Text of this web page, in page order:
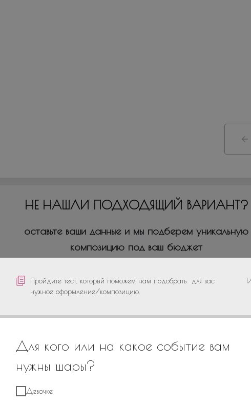
Пройдите тест, который поможем нам подобрать для вас
нужное оформление/композицию.
Для кого или на какое событие вам
нужны шары?
Девочке
НЕ НАШЛИ ПОДХОДЯЩИЙ ВАРИАНТ?
оставьте ваши данные и мы подберем уникальную
композицию под ваш бюджет